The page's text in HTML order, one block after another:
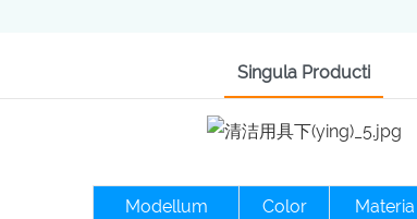
Singula Producti
Modellum Color Materia